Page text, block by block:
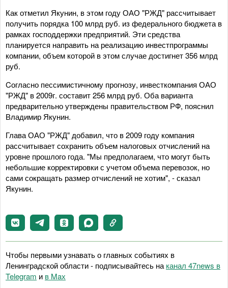
Как отметил Якунин, в этом году ОАО "РЖД" рассчитывает
получить порядка 100 млрд руб. из федерального бюджета в
рамках господдержки предприятий. Эти средства
планируется направить на реализацию инвестпрограммы
компании, объем которой в этом случае достигнет 356 млрд
руб.
Cогласно пессимистичному прогнозу, инвесткомпания ОАО
"РЖД" в 2009г. составит 256 млрд руб. Оба варианта
предварительно утверждены правительством РФ, пояснил
Владимир Якунин.
Глава ОАО "РЖД" добавил, что в 2009 году компания
рассчитывает сохранить объем налоговых отчислений на
уровне прошлого года. "Мы предполагаем, что могут быть
небольшие корректировки с учетом объема перевозок, но
сами сокращать размер отчислений не хотим", - сказал
Якунин.
Чтобы первыми узнавать о главных событиях в
Ленинградской области - подписывайтесь на канал 47news в
Telegram и в Maх